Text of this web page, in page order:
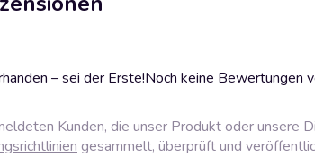
– sei der Erste!Noch keine Bewertungen
Kunden, die unser Produkt oder unsere
gesammelt, überprüft und